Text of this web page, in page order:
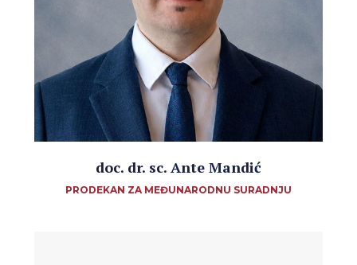
doc. dr. sc. Ante Mandić
PRODEKAN ZA MEĐUNARODNU SURADNJU